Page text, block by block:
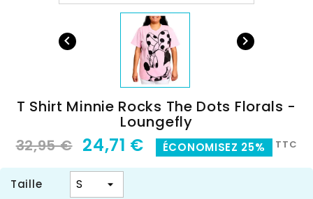
 
T Shirt Minnie Rocks The Dots Florals -
Loungefly
32,95 € 24,71 € ÉCONOMISEZ 25% TTC
Taille